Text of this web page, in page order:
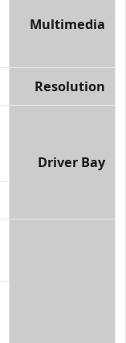
Multimedia
Resolution
Driver Bay